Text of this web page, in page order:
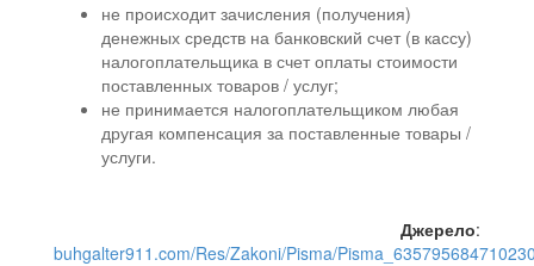
не происходит зачисления (получения)
денежных средств на банковский счет (в кассу)
налогоплательщика в счет оплаты стоимости
поставленных товаров / услуг;
не принимается налогоплательщиком любая
другая компенсация за поставленные товары /
услуги.
Джерело:
buhgalter911.com/Res/Zakoni/Pisma/